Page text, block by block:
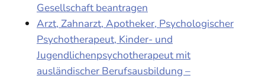
Gesellschaft beantragen
Arzt, Zahnarzt, Apotheker, Psychologischer
Psychotherapeut, Kinder- und
Jugendlichenpsychotherapeut mit
ausländischer Berufsausbildung –